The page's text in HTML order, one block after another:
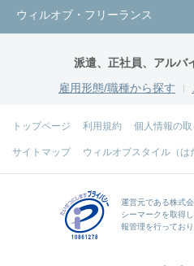
ウィルオブ・フリーランス
派遣、正社員、アルバ
雇用形態/職種から探す
トップページ 利用規約 個人情報の
サイトマップ ウィルオブスタイル（は
運営元である株式
シーマークを取得
報管理を行っており